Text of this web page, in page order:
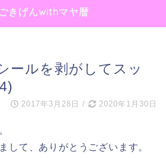
きげんwithマヤ暦
ールを剥がしてスッ
2017年3月28日 / 2020年1月30日
して、ありがとうございます。